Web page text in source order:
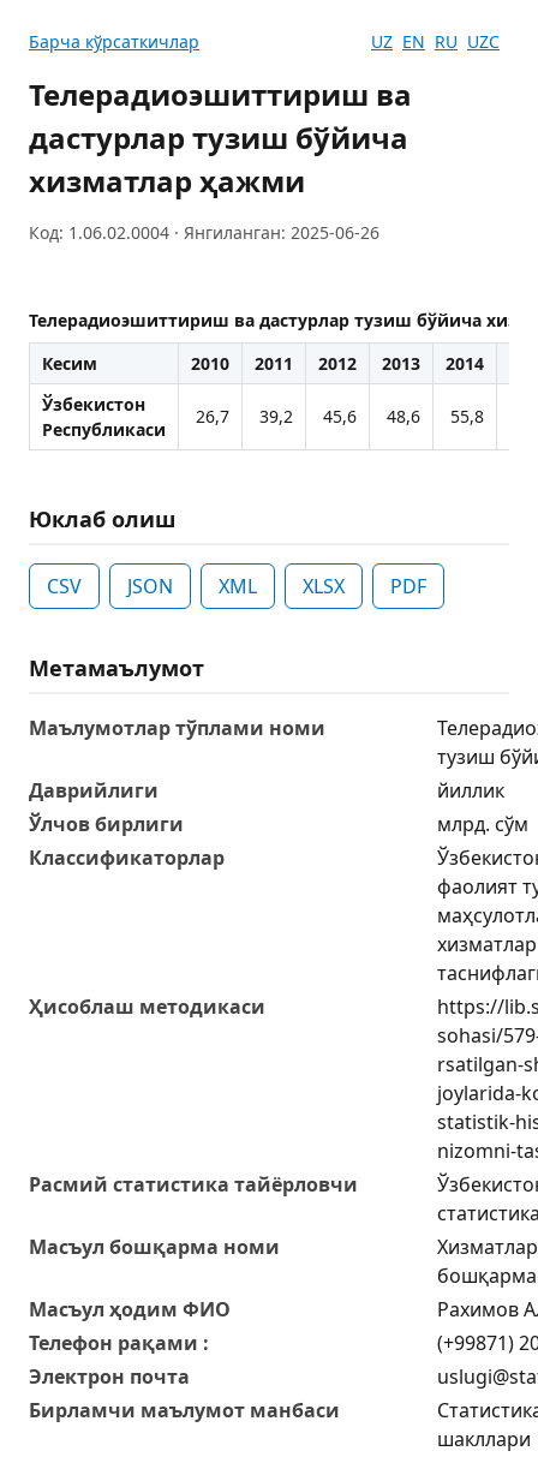
Барча кўрсаткичлар UZ EN RU UZC
Телерадиоэшиттириш ва
дастурлар тузиш бўйича
хизматлар ҳажми
Код: 1.06.02.0004 · Янгиланган: 2025-06-26
Телерадиоэшиттириш ва дастурлар тузиш бўйича
Кесим
2010 2011 2012 2013 2014
Ўзбекистон
Республикаси
26,7 39,2 45,6 48,6 55,8
Юклаб олиш
CSV JSON XML XLSX PDF
Метамаълумот
Маълумотлар тўплами номи
тузиш
Даврийлиги
йиллик
Ўлчов бирлиги
млрд. сўм
Классификаторлар
фаолият
Ҳисоблаш методикаси
https://
sohasi/
rsatilgan-
joylarida-
statistik-
nizomni-
Расмий статистика тайёрловчи
Масъул бошқарма номи
Масъул ҳодим ФИО
Рахимов
Телефон рақами :
(+99871)
Электрон почта
Бирламчи маълумот манбаси
шакллари